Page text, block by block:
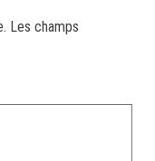
Les champs